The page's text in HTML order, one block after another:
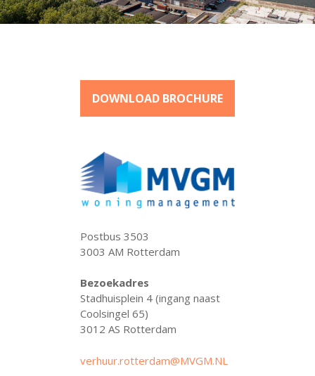
DOWNLOAD BROCHURE
Postbus 3503
3003 AM Rotterdam
Bezoekadres
Stadhuisplein 4 (ingang naast
Coolsingel 65)
3012 AS Rotterdam
verhuur.rotterdam@MVGM.NL